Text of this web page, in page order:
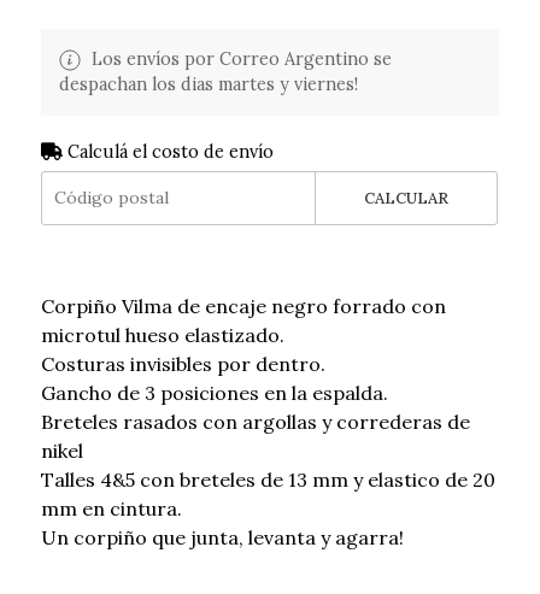
Los envíos por Correo Argentino se
despachan los dias martes y viernes!
Calculá el costo de envío
CALCULAR
Corpiño Vilma de encaje negro forrado con
microtul hueso elastizado.
Costuras invisibles por dentro.
Gancho de 3 posiciones en la espalda.
Breteles rasados con argollas y correderas de
nikel
Talles 4&5 con breteles de 13 mm y elastico de 20
mm en cintura.
Un corpiño que junta, levanta y agarra!